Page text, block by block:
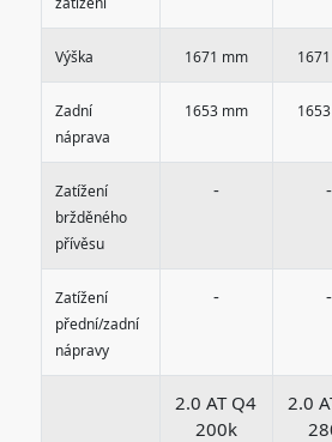
Výška 1671 mm
Zadní
náprava
1653 mm
Zatížení
bržděného
přívěsu
- -
Zatížení
přední/zadní
nápravy
- -
2.0 AT Q4
200k
2.0